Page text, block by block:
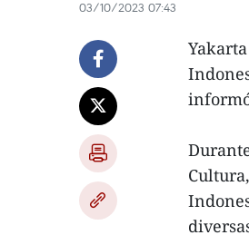
03/10/2023 07:43